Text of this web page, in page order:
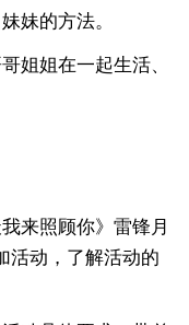
妹的方法。
姐在一起生活、
来照顾你》雷锋月
活动，了解活动的